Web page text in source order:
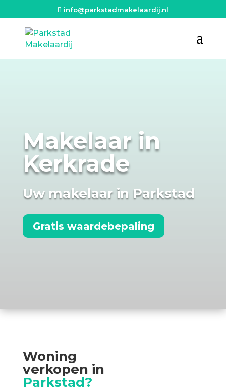
info@parkstadmakelaardij.nl
Makelaar in
Kerkrade
Uw makelaar in Parkstad
Gratis waardebepaling
Woning
verkopen in
Parkstad?